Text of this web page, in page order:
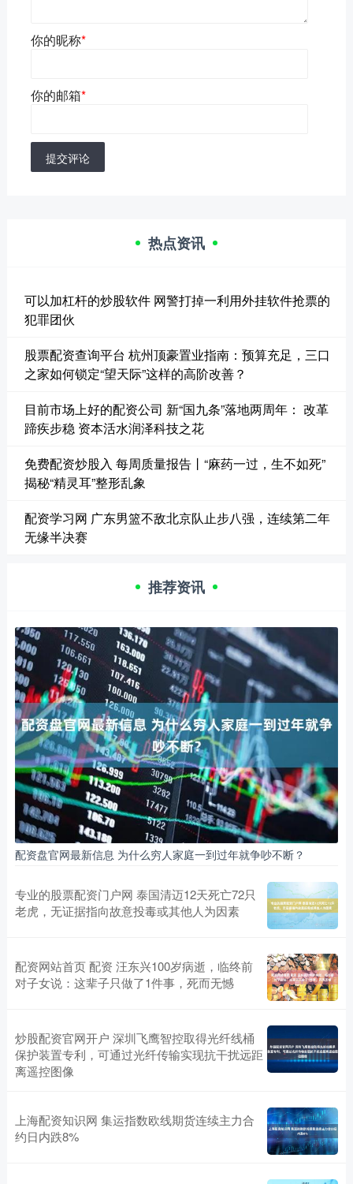
你的昵称*
你的邮箱*
提交评论
热点资讯
可以加杠杆的炒股软件 网警打掉一利用外挂软件抢票的
犯罪团伙
股票配资查询平台 杭州顶豪置业指南：预算充足，三口
之家如何锁定“望天际”这样的高阶改善？
目前市场上好的配资公司 新“国九条”落地两周年： 改革
蹄疾步稳 资本活水润泽科技之花
免费配资炒股入 每周质量报告丨“麻药一过，生不如死”
揭秘“精灵耳”整形乱象
配资学习网 广东男篮不敌北京队止步八强，连续第二年
无缘半决赛
推荐资讯
配资盘官网最新信息 为什么穷人家庭一到过年就争吵不断？
专业的股票配资门户网 泰国清迈12天死亡72只
老虎，无证据指向故意投毒或其他人为因素
配资网站首页 配资 汪东兴100岁病逝，临终前
对子女说：这辈子只做了1件事，死而无憾
炒股配资官网开户 深圳飞鹰智控取得光纤线桶
保护装置专利，可通过光纤传输实现抗干扰远距
离遥控图像
上海配资知识网 集运指数欧线期货连续主力合
约日内跌8%